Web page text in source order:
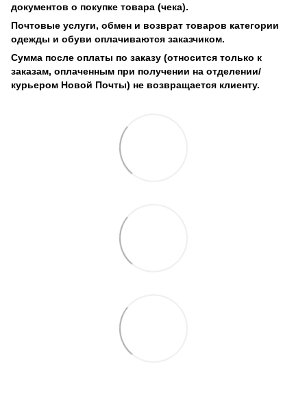
документов о покупке товара (чека).
Почтовые услуги, обмен и возврат товаров категории
одежды и обуви оплачиваются заказчиком.
Сумма после оплаты по заказу (относится только к
заказам, оплаченным при получении на отделении/
курьером Новой Почты) не возвращается клиенту.